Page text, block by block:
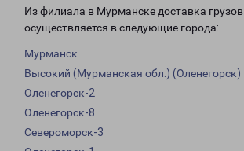
Из филиала в Мурманске доставка грузов
осуществляется в следующие города:
Мурманск
Высокий (Мурманская обл.) (Оленегорск)
Оленегорск-2
Оленегорск-8
Североморск-3